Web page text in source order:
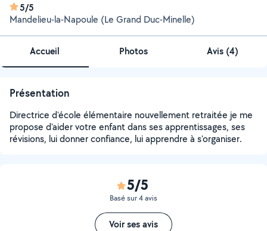
5/5
Mandelieu-la-Napoule (Le Grand Duc-Minelle)
Accueil Photos Avis (4)
Présentation
Directrice d'école élémentaire nouvellement retraitée je me
propose d'aider votre enfant dans ses apprentissages, ses
révisions, lui donner confiance, lui apprendre à s'organiser.
5/5
Basé sur 4 avis
Voir ses avis